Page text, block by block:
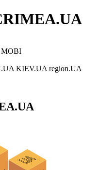
KIEV.UA region.UA